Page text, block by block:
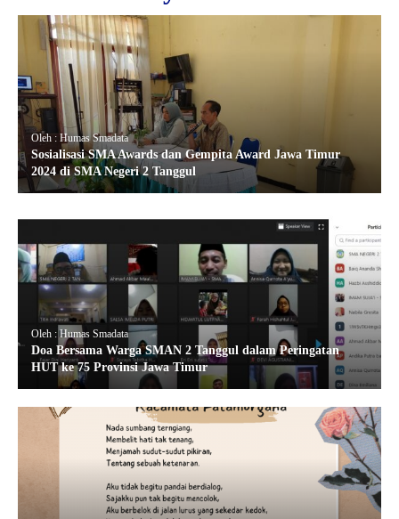
Oleh : Humas Smadata
Sosialisasi SMA Awards dan Gempita Award Jawa Timur
2024 di SMA Negeri 2 Tanggul
Oleh : Humas Smadata
Doa Bersama Warga SMAN 2 Tanggul dalam Peringatan
HUT ke 75 Provinsi Jawa Timur